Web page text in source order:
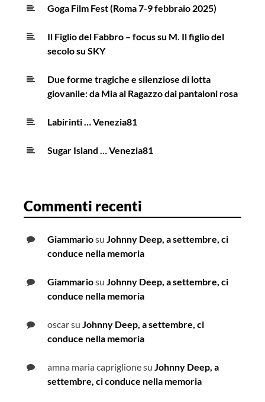
Goga Film Fest (Roma 7-9 febbraio 2025)
Il Figlio del Fabbro – focus su M. Il figlio del
secolo su SKY
Due forme tragiche e silenziose di lotta
giovanile: da Mia al Ragazzo dai pantaloni rosa
Labirinti … Venezia81
Sugar Island … Venezia81
Commenti recenti
Giammariosu Johnny Deep, a settembre, ci
conduce nella memoria
Giammariosu Johnny Deep, a settembre, ci
conduce nella memoria
oscarsu Johnny Deep, a settembre, ci
conduce nella memoria
amna maria capriglionesu Johnny Deep, a
settembre, ci conduce nella memoria